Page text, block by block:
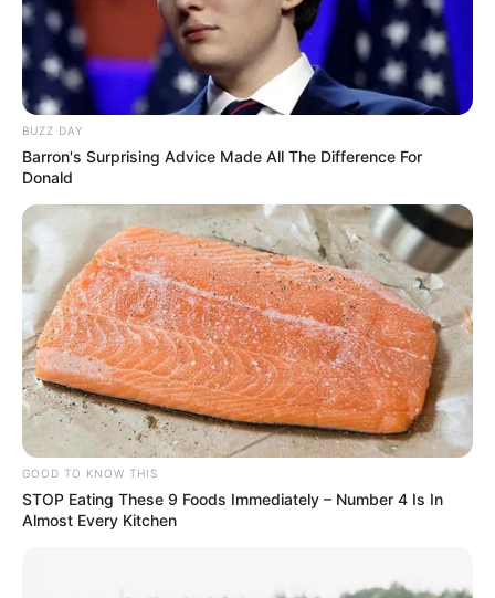
BUZZ DAY
Barron's Surprising Advice Made All The Difference For
Donald
GOOD TO KNOW THIS
STOP Eating These 9 Foods Immediately – Number 4 Is In
Almost Every Kitchen